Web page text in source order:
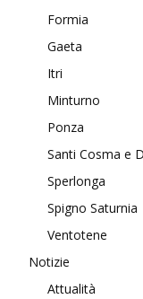
Formia
Gaeta
Itri
Minturno
Ponza
Santi Cosma e
Sperlonga
Spigno Saturnia
Ventotene
Notizie
Attualità